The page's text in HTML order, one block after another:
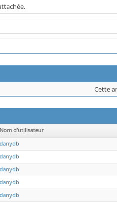
Cette
Nom d’utilisateur
danydb
danydb
danydb
danydb
danydb